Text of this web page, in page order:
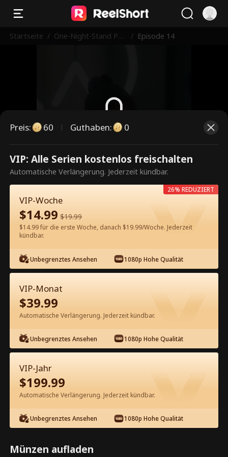
Startseite / One-Night-Stand Pap
/ Episode 14
Dies ist eine kostenpflichtige
Episode. Bitte entsperren, um
weiterzusehen.
60Jetzt entsperren
Kostenlos in der App ansehen
Episode 14 - One-Night-Stand Papa
ist ein CEO Kompletter Film
1-50 51-100
14 15 17 18
Preis: 60 Guthaben: 0
VIP: Alle Serien kostenlos freischalten
Automatische Verlängerung. Jederzeit kündbar.
VIP-Woche
$14.99 $19.99
$14.99 für die erste Woche, danach $19.99/Woche. Jederzeit
kündbar.
Unbegrenztes Ansehen 1080p Hohe Qualität
26% REDUZIERT
VIP-Monat
$39.99
Automatische Verlängerung. Jederzeit kündbar.
Unbegrenztes Ansehen 1080p Hohe Qualität
VIP-Jahr
$199.99
Automatische Verlängerung. Jederzeit kündbar.
Unbegrenztes Ansehen 1080p Hohe Qualität
Münzen aufladen